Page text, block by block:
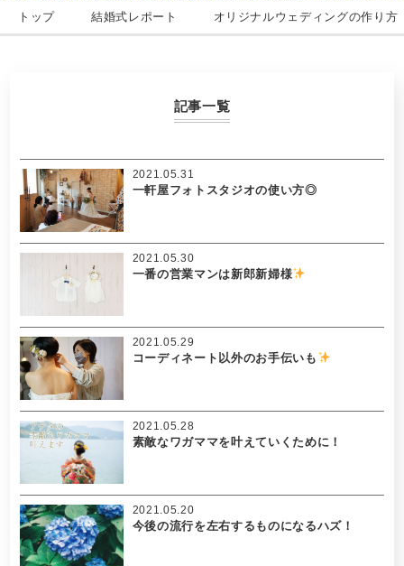
トップ 結婚式レポート オリジナルウェディングの作り方
記事一覧
一軒屋フォトスタジオの使い方◎
2021.05.31
一番の営業マンは新郎新婦様
2021.05.30
コーディネート以外のお手伝いも
2021.05.29
素敵なワガママを叶えていくために！
2021.05.28
今後の流行を左右するものになるハズ！
2021.05.20